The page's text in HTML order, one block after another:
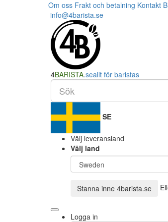
Om oss Frakt och betalning Kontakt
info@4barista.se
4BARISTA.seallt för baristas
SE
Välj leveransland
Välj land
Stanna inne 4barista.se
Logga in